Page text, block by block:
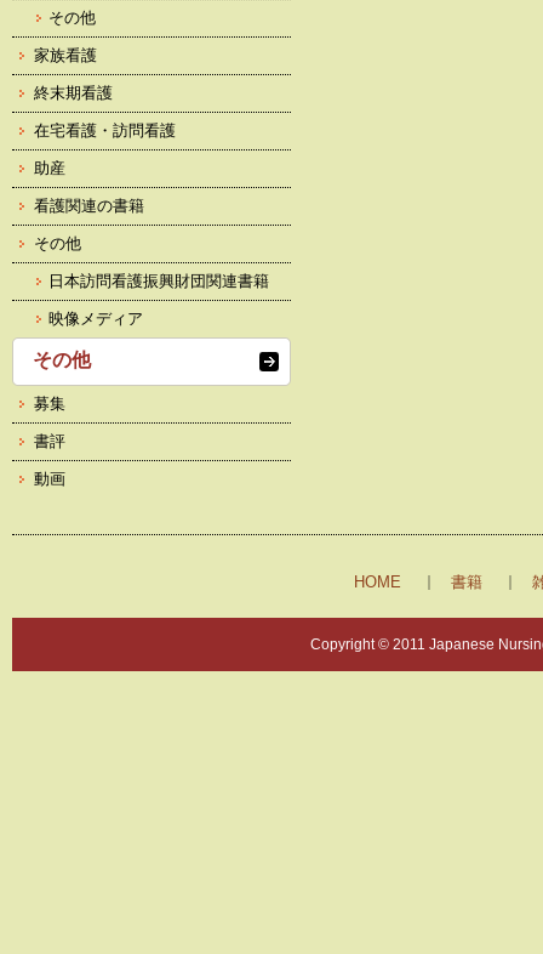
その他
家族看護
終末期看護
在宅看護・訪問看護
助産
看護関連の書籍
その他
日本訪問看護振興財団関連書籍
映像メディア
その他
募集
書評
動画
HOME 書籍
Copyright © 2011 Japanese